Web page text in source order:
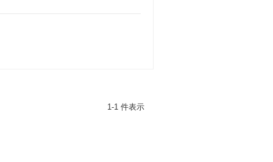
1-1 件表示